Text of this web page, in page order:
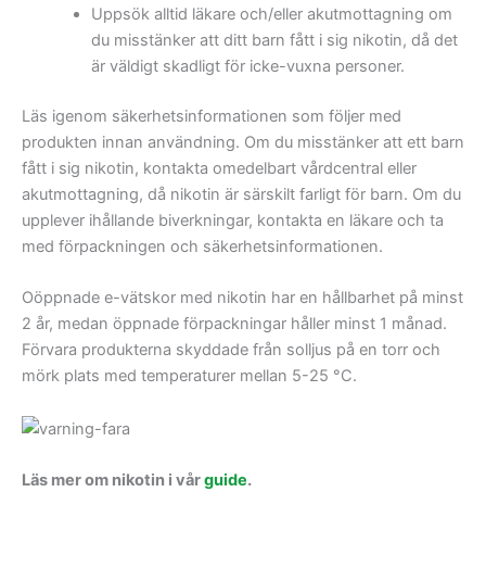
Uppsök alltid läkare och/eller akutmottagning om
du misstänker att ditt barn fått i sig nikotin, då det
är väldigt skadligt för icke-vuxna personer.
Läs igenom säkerhetsinformationen som följer med
produkten innan användning. Om du misstänker att ett barn
fått i sig nikotin, kontakta omedelbart vårdcentral eller
akutmottagning, då nikotin är särskilt farligt för barn. Om du
upplever ihållande biverkningar, kontakta en läkare och ta
med förpackningen och säkerhetsinformationen.
Oöppnade e-vätskor med nikotin har en hållbarhet på minst
2 år, medan öppnade förpackningar håller minst 1 månad.
Förvara produkterna skyddade från solljus på en torr och
mörk plats med temperaturer mellan 5-25 °C.
Läs mer om nikotin i vårguide.